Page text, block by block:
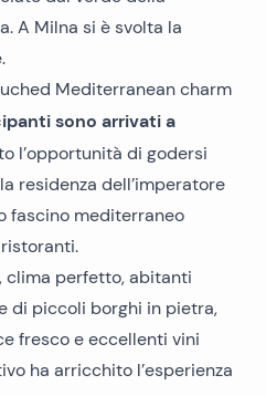
A Milna si è svolta la
sono arrivati a
l’opportunità di godersi
residenza dell’imperatore
fascino mediterraneo
clima perfetto, abitanti
di piccoli borghi in pietra,
fresco e eccellenti vini
ha arricchito l’esperienza